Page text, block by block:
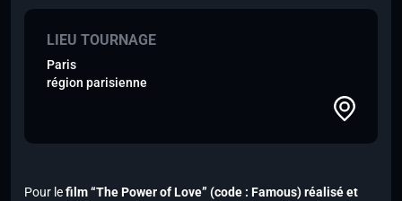
LIEU TOURNAGE
Paris
région parisienne
Pour lefilm“The Power of Love” (code : Famous) réalisé et